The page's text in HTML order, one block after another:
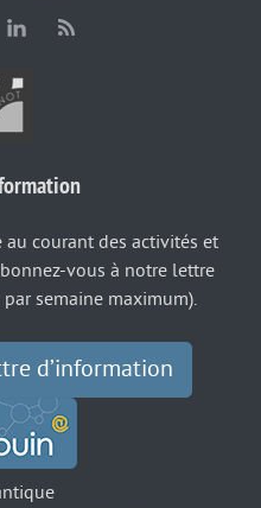
courant des activités et
vous à notre lettre
semaine maximum).
d’information